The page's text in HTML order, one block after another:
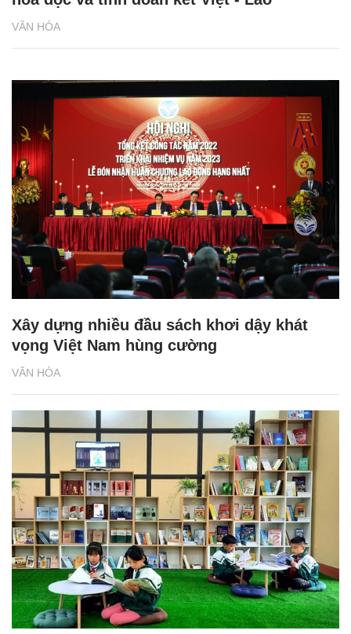
VĂN HÓA
VĂN HÓA
Xây dựng nhiều đầu sách khơi dậy khát
vọng Việt Nam hùng cường